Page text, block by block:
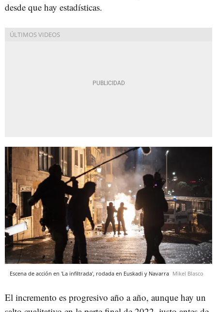
desde que hay estadísticas.
Escena de acción en 'La infiltrada', rodada en Euskadi y Navarra Mikel Blasco
El incremento es progresivo año a año, aunque hay un